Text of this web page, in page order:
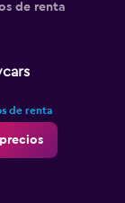
de renta
de renta